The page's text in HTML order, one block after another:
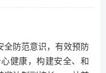
全防范意识，有效预防
健康，构建安全、和